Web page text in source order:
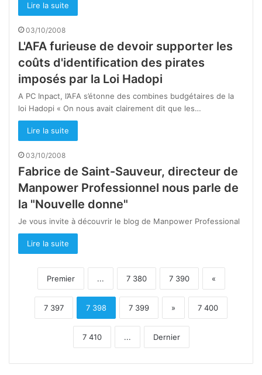
Lire la suite
03/10/2008
L'AFA furieuse de devoir supporter les
coûts d'identification des pirates
imposés par la Loi Hadopi
A PC Inpact, l’AFA s’étonne des combines budgétaires de la
loi Hadopi « On nous avait clairement dit que les…
Lire la suite
03/10/2008
Fabrice de Saint-Sauveur, directeur de
Manpower Professionnel nous parle de
la "Nouvelle donne"
Je vous invite à découvrir le blog de Manpower Professional
Lire la suite
Premier ... 7 380 7 390 «
7 397 7 398 7 399 » 7 400
7 410 ... Dernier